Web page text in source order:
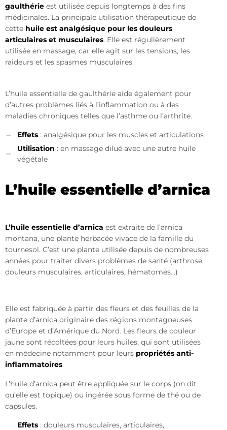
gaulthérie est utilisée depuis longtemps à des fins
médicinales. La principale utilisation thérapeutique de
cette huile est analgésique pour les douleurs
articulaires et musculaires. Elle est régulièrement
utilisée en massage, car elle agit sur les tensions, les
raideurs et les spasmes musculaires.
L’huile essentielle de gaulthérie aide également pour
d’autres problèmes liés à l’inflammation ou à des
maladies chroniques telles que l’asthme ou l’arthrite.
Effets : analgésique pour les muscles et articulations
Utilisation : en massage dilué avec une autre huile
végétale
L’huile essentielle d’arnica
L’huile essentielle d’arnica est extraite de l’arnica
montana, une plante herbacée vivace de la famille du
tournesol. C’est une plante utilisée depuis de nombreuses
années pour traiter divers problèmes de santé (arthrose,
douleurs musculaires, articulaires, hématomes…)
Elle est fabriquée à partir des fleurs et des feuilles de la
plante d’arnica originaire des régions montagneuses
d’Europe et d’Amérique du Nord. Les fleurs de couleur
jaune sont récoltées pour leurs huiles, qui sont utilisées
en médecine notamment pour leurs propriétés anti-
inflammatoires.
L’huile d’arnica peut être appliquée sur le corps (on dit
qu’elle est topique) ou ingérée sous forme de thé ou de
capsules.
Effets : douleurs musculaires, articulaires,